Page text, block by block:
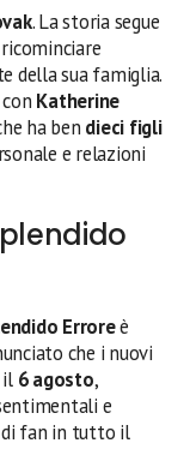
. La storia segue
della sua famiglia.
Katherine
ha ben dieci figli
e relazioni
Erroreè
che i nuovi
il 6 agosto,
e
fan in tutto il